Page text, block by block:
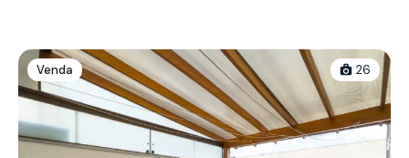
Venda 26